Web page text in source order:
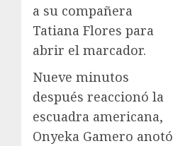
a su compañera
Tatiana Flores para
abrir el marcador.
Nueve minutos
después reaccionó la
escuadra americana,
Onyeka Gamero anotó